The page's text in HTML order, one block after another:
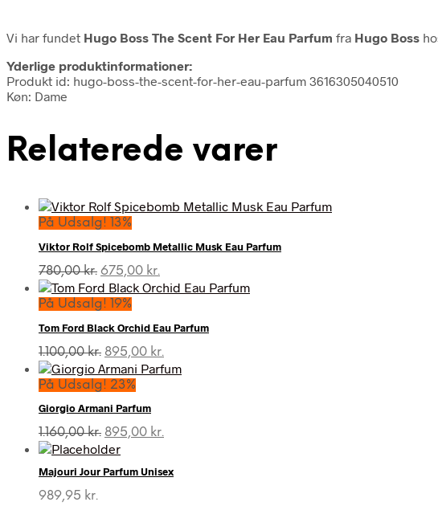
Vi har fundet Hugo Boss The Scent For Her Eau Parfum fra Hugo Boss
Yderlige produktinformationer:
Produkt id: hugo-boss-the-scent-for-her-eau-parfum 3616305040510
Køn: Dame
Relaterede varer
På Udsalg! 13%
Viktor Rolf Spicebomb Metallic Musk Eau Parfum
780,00kr. Den
oprindelige
pris
780,00 kr..
675,00 kr.
aktuelle
675,00 kr..
På Udsalg! 19%
Tom Ford Black Orchid Eau Parfum
1.100,00kr. Den
oprindelige
pris
1.100,00 kr..
895,00 kr.
aktuelle
På Udsalg! 23%
Giorgio Armani Parfum
1.160,00kr. Den
oprindelige
var:
895,00 kr.
er:
Majouri Jour Parfum Unisex
989,95 kr.